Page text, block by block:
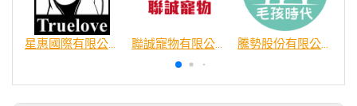
星惠國際有限公司 聯誠寵物有限公司 騰勢股份有限公司